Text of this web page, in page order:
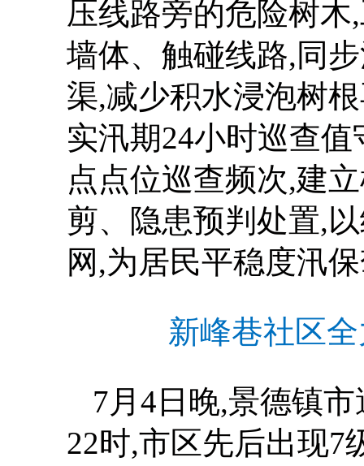
压线路旁的危险树
墙体、触碰线路,同
渠,减少积水浸泡树
实汛期24小时巡查
点点位巡查频次,建
剪、隐患预判处置,
网,为居民平稳度汛
新峰巷社区
7月4日晚,景德镇
22时,市区先后出现7